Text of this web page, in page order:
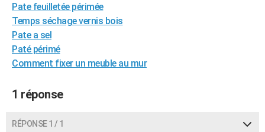
Destinations
City break
Voyage nature
Voyage de noces
Forum
Climat
+PHOTO
GUIDES D'ACHAT
BONS PLANS
Carte de Noël
Carte Bonne année
Carte Saint-Valentin
Carte Pâques
Carte d'anniversaire
DICTIONNAIRE
Dictionnaire
Biographies
Citations
Expressions
Proverbes
PROGRAMME TV
Pate feuilletée périmée
Temps séchage vernis bois
Pate a sel
Paté périmé
Comment fixer un meuble au mur
1 réponse
RÉPONSE 1 / 1